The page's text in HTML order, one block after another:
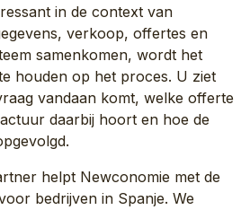
in de context van
verkoop, offertes en
samenkomen, wordt het
houden op het proces. U ziet
vandaan komt, welke offerte
daarbij hoort en hoe de
helpt Newconomie met de
bedrijven in Spanje. We